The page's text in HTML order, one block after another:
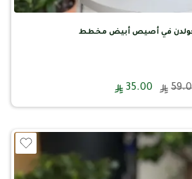
جولدن في أصيص أبيض مخطط